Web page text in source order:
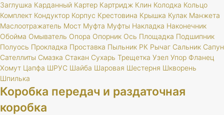
Заглушка Карданный Картер Картридж Клин Колодка Кольцо
Комплект Кондуктор Корпус Крестовина Крышка Кулак Манжета
Маслоотражатель Мост Муфта Муфты Накладка Наконечник
Обойма Омыватель Опора Опорник Ось Площадка Подшипник
Полуось Прокладка Проставка Пыльник РК Рычаг Сальник Сапун
Сателлиты Смазка Стакан Сухарь Трещетка Узел Упор Фланец
Хомут Цапфа ШРУС Шайба Шаровая Шестерня Шкворень
Шпилька
Коробка передач и раздаточная
коробка